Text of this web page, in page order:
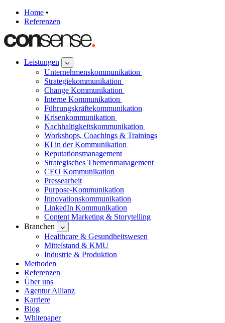
Home •
Referenzen
Leistungen
Unternehmenskommunikation
Strategiekommunikation
Change Kommunikation
Interne Kommunikation
Führungskräftekommunikation
Krisenkommunikation
Nachhaltigkeitskommunikation
Workshops, Coachings & Trainings
KI in der Kommunikation
Reputationsmanagement
Strategisches Themenmanagement
CEO Kommunikation
Pressearbeit
Purpose-Kommunikation
Innovationskommunikation
LinkedIn Kommunikation
Content Marketing & Storytelling
Branchen
Healthcare & Gesundheitswesen
Mittelstand & KMU
Industrie & Produktion
Methoden
Referenzen
Über uns
Agentur Allianz
Karriere
Blog
Whitepaper